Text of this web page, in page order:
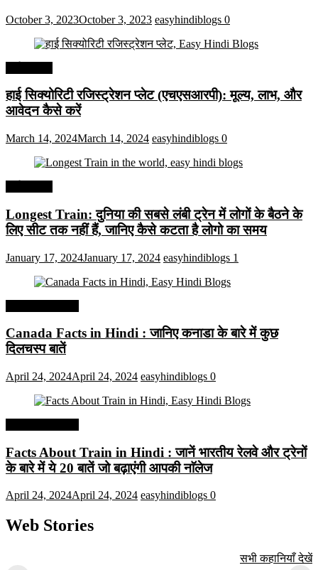
October 3, 2023October 3, 2023 easyhindiblogs 0
हाई सिक्योरिटी रजिस्ट्रेशन प्लेट (एचएसआरपी): मूल्य, लाभ, और
आवेदन कैसे करें
March 14, 2024March 14, 2024 easyhindiblogs 0
Longest Train: दुनिया की सबसे लंबी ट्रेन में लोगों के बैठने के
लिए सीट तक ​​नहीं हैं, जानिए कैसे कटता है लोगो का समय
January 17, 2024January 17, 2024 easyhindiblogs 1
Canada Facts in Hindi : जानिए कनाडा के बारे में कुछ
दिलचस्प बातें
April 24, 2024April 24, 2024 easyhindiblogs 0
Facts About Train in Hindi : जानें भारतीय रेलवे और ट्रेनों
के बारे में ये 20 बातें जो बढ़ाएंगी आपकी नाॅलेज
April 24, 2024April 24, 2024 easyhindiblogs 0
Web Stories
ऐतिहासिक स्थान
सभी कहानियाँ देखें